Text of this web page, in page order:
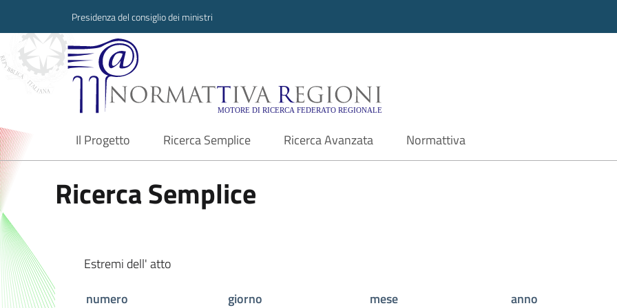
Presidenza del consiglio dei ministri
Normattiva Regioni - Motore di ricerca
Il Progetto
current Ricerca Semplice Ricerca Avanzata Normattiva
Ricerca Semplice
Estremi dell' atto
numero
giorno mese
anno